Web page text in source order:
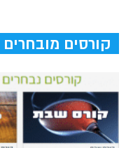
קורסים מובחרים